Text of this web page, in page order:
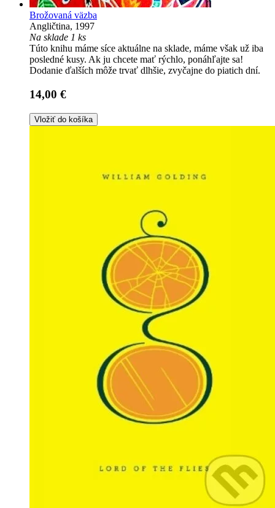
Brožovaná väzba
Angličtina, 1997
Na sklade 1 ks
Túto knihu máme síce aktuálne na sklade, máme však už iba
posledné kusy. Ak ju chcete mať rýchlo, ponáhľajte sa!
Dodanie ďalších môže trvať dlhšie, zvyčajne do piatich dní.
14,00 €
Vložiť do košíka